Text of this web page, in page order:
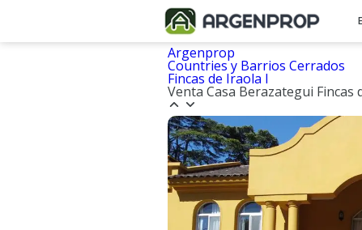
Argenprop
Countries y Barrios Cerrados
Fincas de Iraola I
Venta Casa Berazategui